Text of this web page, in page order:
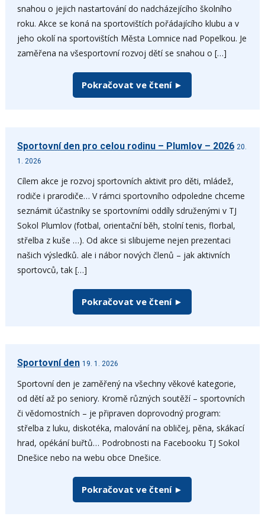
snahou o jejich nastartování do nadcházejícího školního
roku. Akce se koná na sportovištích pořádajícího klubu a v
jeho okolí na sportovištích Města Lomnice nad Popelkou. Je
zaměřena na všesportovní rozvoj dětí se snahou o […]
Pokračovat ve čtení ►
Sportovní den pro celou rodinu – Plumlov – 2026 20.
1. 2026
Cílem akce je rozvoj sportovních aktivit pro děti, mládež,
rodiče i prarodiče… V rámci sportovního odpoledne chceme
seznámit účastníky se sportovními oddíly sdruženými v TJ
Sokol Plumlov (fotbal, orientační běh, stolní tenis, florbal,
střelba z kuše …). Od akce si slibujeme nejen prezentaci
našich výsledků. ale i nábor nových členů – jak aktivních
sportovců, tak […]
Pokračovat ve čtení ►
Sportovní den 19. 1. 2026
Sportovní den je zaměřený na všechny věkové kategorie,
od dětí až po seniory. Kromě různých soutěží – sportovních
či vědomostních – je připraven doprovodný program:
střelba z luku, diskotéka, malování na obličej, pěna, skákací
hrad, opékání buřtů… Podrobnosti na Facebooku TJ Sokol
Dnešice nebo na webu obce Dnešice.
Pokračovat ve čtení ►